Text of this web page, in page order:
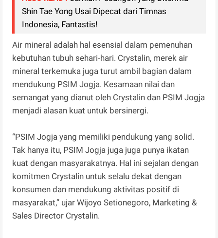
Shin Tae Yong Usai Dipecat dari Timnas
Indonesia, Fantastis!
Air mineral adalah hal esensial dalam pemenuhan
kebutuhan tubuh sehari-hari. Crystalin, merek air
mineral terkemuka juga turut ambil bagian dalam
mendukung PSIM Jogja. Kesamaan nilai dan
semangat yang dianut oleh Crystalin dan PSIM Jogja
menjadi alasan kuat untuk bersinergi.
“PSIM Jogja yang memiliki pendukung yang solid.
Tak hanya itu, PSIM Jogja juga juga punya ikatan
kuat dengan masyarakatnya. Hal ini sejalan dengan
komitmen Crystalin untuk selalu dekat dengan
konsumen dan mendukung aktivitas positif di
masyarakat,” ujar Wijoyo Setionegoro, Marketing &
Sales Director Crystalin.